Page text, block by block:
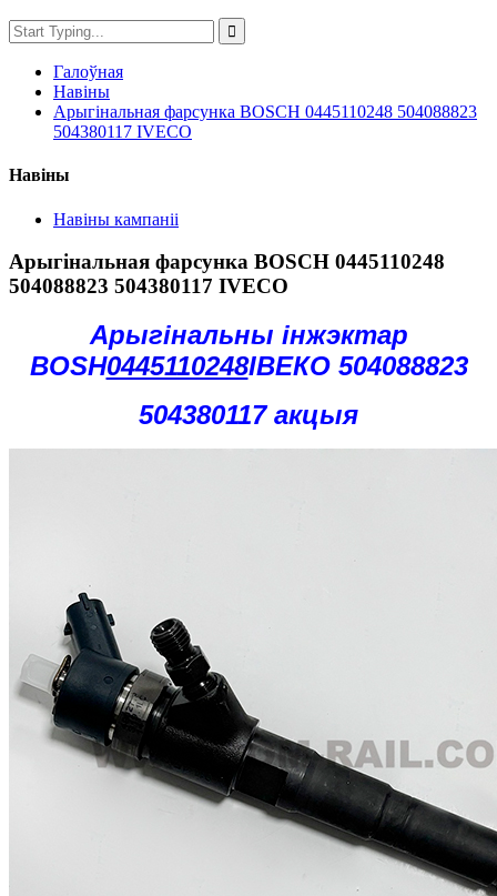
Галоўная
Навіны
Арыгінальная фарсунка BOSCH 0445110248 504088823
504380117 IVECO
Навіны
Навіны кампаніі
Арыгінальная фарсунка BOSCH 0445110248
504088823 504380117 IVECO
Арыгінальны інжэктар
BOSH0445110248ІВЕКО 504088823
504380117 акцыя